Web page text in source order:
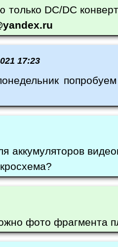
только DC/DC
17:23
попробуем
аккумуляторов
фото фрагмента